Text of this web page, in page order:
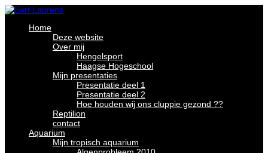
Home
Deze website
Over mij
Hengelsport
Haagse Hogeschool
Mijn presentaties
Presentatie deel 1
Presentatie deel 2
Hoe houden wij ons cluppie gezond ??
Reptilion
contact
Aquarium
Mijn tropisch aquarium